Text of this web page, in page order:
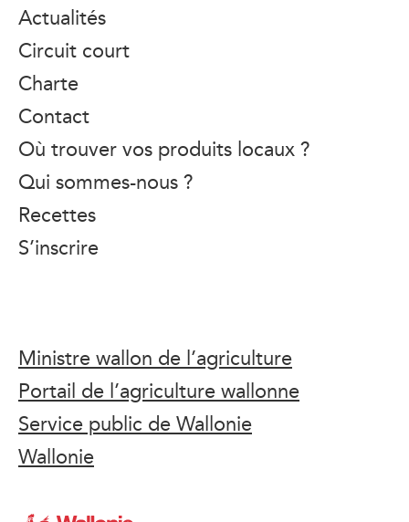
Actualités
Circuit court
Charte
Contact
Où trouver vos produits locaux ?
Qui sommes-nous ?
Recettes
S’inscrire
Ministre wallon de l’agriculture
Portail de l’agriculture wallonne
Service public de Wallonie
Wallonie